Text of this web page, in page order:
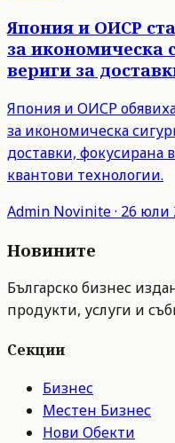
Япония и ОИСР
за икономическа
вериги за
Япония и ОИСР
за икономическа
доставки,
квантови технологии.
Admin Novinite· 26 юли
Новините
Българско бизнес
продукти, услуги и
Секции
Бизнес
Местен Бизнес
Нови Обекти